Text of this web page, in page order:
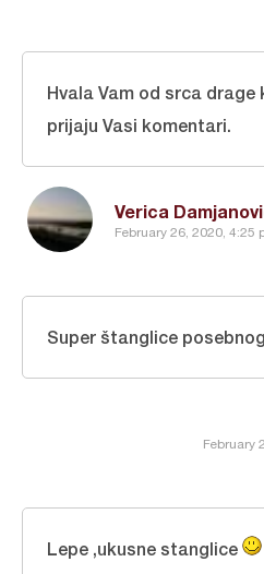
Verica
February 26, 2020, 4:25
Hvala Vam od srca
prijaju Vasi komentari.
February
Super štanglice
Lepe ,ukusne stanglice